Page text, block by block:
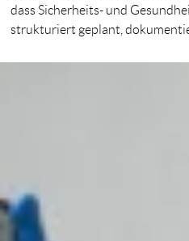
dass Sicherheits- und
strukturiert geplant,